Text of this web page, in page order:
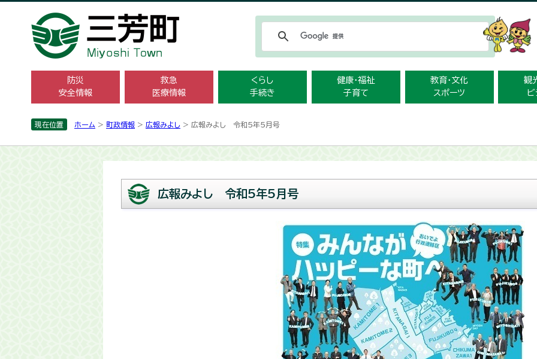
防災
安全情報
救急
医療情報
くらし
手続き
健康・福祉
子育て
教育・文化
スポーツ
観
現在位置 ホーム > 町政情報 > 広報みよし > 広報みよし 令和5年5月号
広報みよし 令和5年5月号